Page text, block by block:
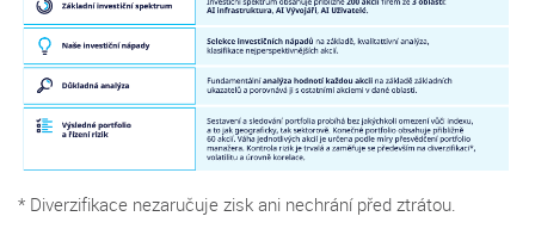
* Diverzifikace nezaručuje zisk ani nechrání před ztrátou.